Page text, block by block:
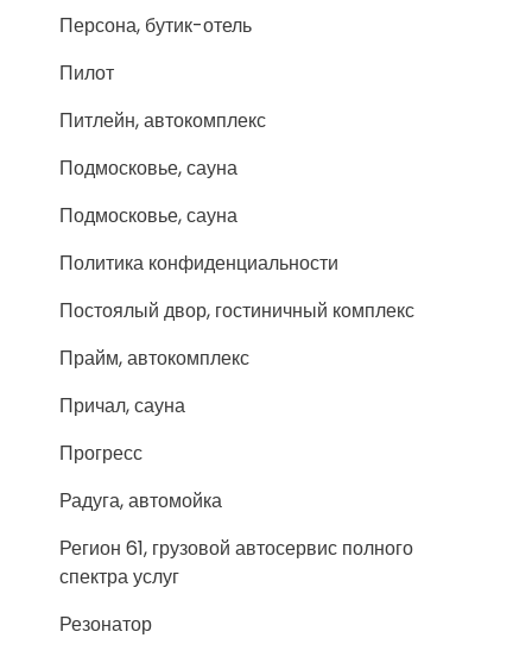
Персона, бутик-отель
Пилот
Питлейн, автокомплекс
Подмосковье, сауна
Подмосковье, сауна
Политика конфиденциальности
Постоялый двор, гостиничный комплекс
Прайм, автокомплекс
Причал, сауна
Прогресс
Радуга, автомойка
Регион 61, грузовой автосервис полного
спектра услуг
Резонатор